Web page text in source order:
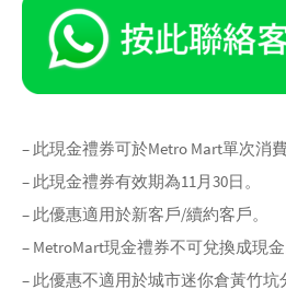
– 此現金禮券可於Metro Mart單次消
– 此現金禮券有效期為11月30日。
– 此優惠適用於新客戶/續約客戶。
– MetroMart現金禮券不可兌換成現金
– 此優惠不適用於城市迷你倉黃竹坑